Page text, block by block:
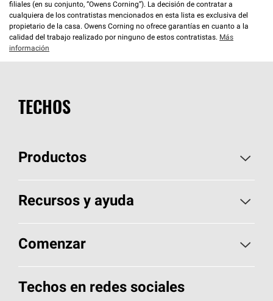
filiales (en su conjunto, “Owens Corning”). La decisión de contratar a
cualquiera de los contratistas mencionados en esta lista es exclusiva del
propietario de la casa. Owens Corning no ofrece garantías en cuanto a la
calidad del trabajo realizado por ninguno de estos contratistas. Más
información
TECHOS
Productos
Elija sus tejas
Encuentre un contratista
Componentes para techos
Recursos y ayuda
Aspectos básicos sobre techos
Herramientas de diseño y color
Comenzar
Llame al 1-800-GET-PINK®
Techos en redes sociales